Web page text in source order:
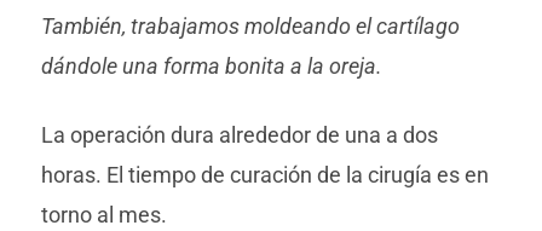
También, trabajamos moldeando el cartílago
dándole una forma bonita a la oreja.
La operación dura alrededor de una a dos
horas. El tiempo de curación de la cirugía es en
torno al mes.